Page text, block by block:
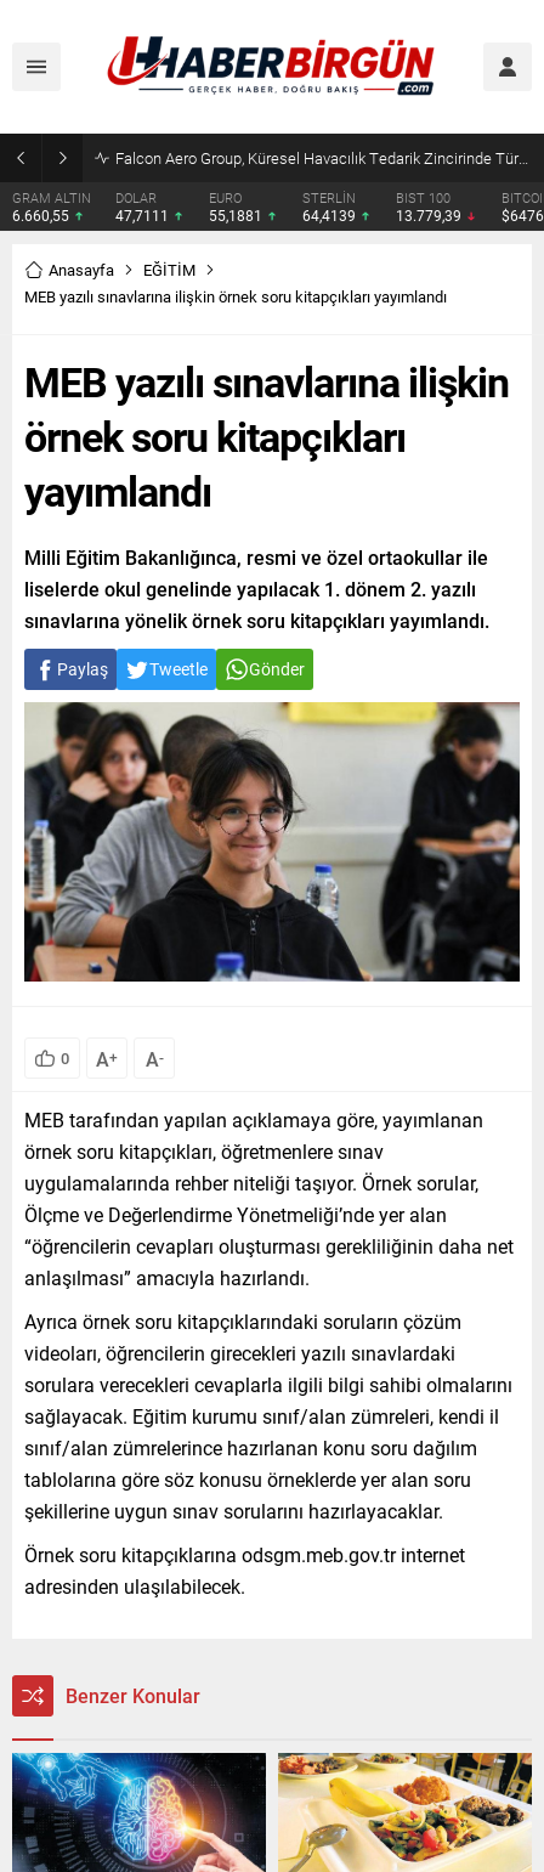
Çocuklara kesici alet satışına yasak ve ceza infazında yeni dönem
DOLAR
47,7111
EURO
55,1881
STERLİN
64,4139
BIST 100
13.779,39
BITCOIN
$64763
Anasayfa
EĞİTİM
MEB yazılı sınavlarına ilişkin örnek soru kitapçıkları yayımlandı
MEB yazılı sınavlarına ilişkin
örnek soru kitapçıkları
yayımlandı
Milli Eğitim Bakanlığınca, resmi ve özel ortaokullar ile
liselerde okul genelinde yapılacak 1. dönem 2. yazılı
sınavlarına yönelik örnek soru kitapçıkları yayımlandı.
Paylaş Tweetle Gönder
0 A+ A-
MEB tarafından yapılan açıklamaya göre, yayımlanan
örnek soru kitapçıkları, öğretmenlere sınav
uygulamalarında rehber niteliği taşıyor. Örnek sorular,
Ölçme ve Değerlendirme Yönetmeliği’nde yer alan
“öğrencilerin cevapları oluşturması gerekliliğinin daha net
anlaşılması” amacıyla hazırlandı.
Ayrıca örnek soru kitapçıklarındaki soruların çözüm
videoları, öğrencilerin girecekleri yazılı sınavlardaki
sorulara verecekleri cevaplarla ilgili bilgi sahibi olmalarını
sağlayacak. Eğitim kurumu sınıf/alan zümreleri, kendi il
sınıf/alan zümrelerince hazırlanan konu soru dağılım
tablolarına göre söz konusu örneklerde yer alan soru
şekillerine uygun sınav sorularını hazırlayacaklar.
Örnek soru kitapçıklarına odsgm.meb.gov.tr internet
adresinden ulaşılabilecek.
Benzer Konular